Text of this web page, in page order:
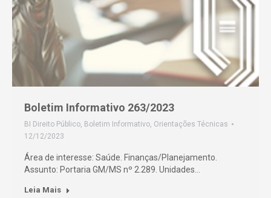
Boletim Informativo 263/2023
BI Direito Público, Boletim Informativo, Orientações Técnicas
12/12/2023
Área de interesse: Saúde. Finanças/Planejamento.
Assunto: Portaria GM/MS nº 2.289. Unidades…
Leia Mais